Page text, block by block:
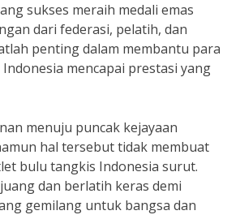
sukses meraih medali emas
dari federasi, pelatih, dan
penting dalam membantu para
mencapai prestasi yang
menuju puncak kejayaan
hal tersebut tidak membuat
bulu tangkis Indonesia surut.
dan berlatih keras demi
gemilang untuk bangsa dan